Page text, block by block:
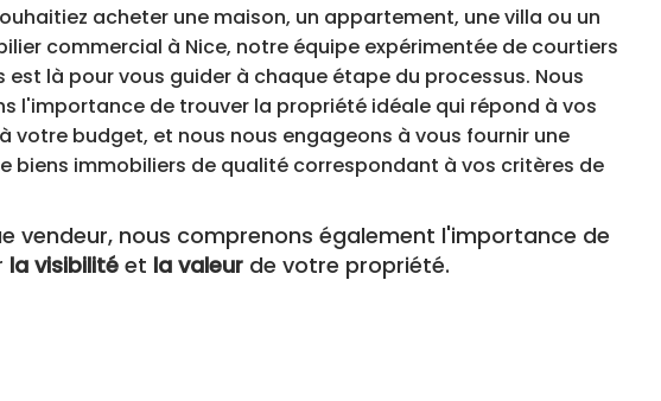
acheter une maison, un appartement, une villa ou un
commercial à Nice, notre équipe expérimentée de courtiers
est là pour vous guider à chaque étape du processus. Nous
l'importance de trouver la propriété idéale qui répond à vos
votre budget, et nous nous engageons à vous fournir une
biens immobiliers de qualité correspondant à vos critères de
vendeur, nous comprenons également l'importance de
la visibilité et la valeur de votre propriété.